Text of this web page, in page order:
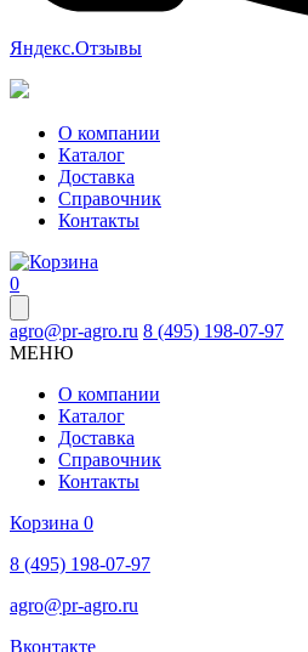
Яндекс.Отзывы
О компании
Каталог
Доставка
Справочник
Контакты
0
agro@pr-agro.ru 8 (495) 198-07-97
МЕНЮ
О компании
Каталог
Доставка
Справочник
Контакты
Корзина 0
8 (495) 198-07-97
agro@pr-agro.ru
Вконтакте